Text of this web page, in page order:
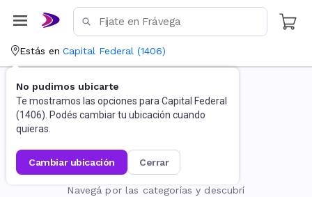
Estás en Capital Federal (1406)
No pudimos ubicarte
Te mostramos las opciones para Capital Federal
(1406). Podés cambiar tu ubicación cuando
quieras.
cambiar ubicación cerrar
La página no existe
Navegá por las categorías y descubrí